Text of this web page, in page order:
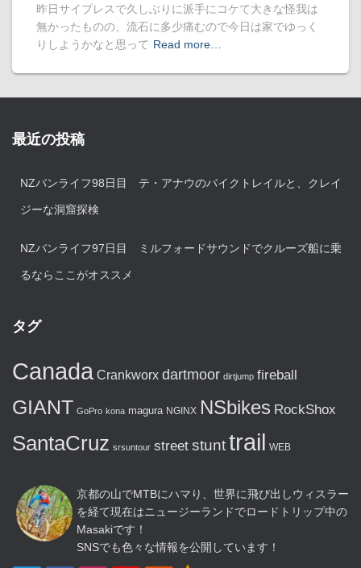
昨日サイプレスで久しぶりに派手にコケて大きな怪我は
無かったものの、流石に多少痛むので今日は家でゆっく
りしようかなと思って Read more…
最近の投稿
NZバンライフ98日目 テ・アナウのバイクトレイルと、クレイ
ジーな洞窟探検
NZバンライフ97日目 ミルフォードサウンドでクルーズ船に乗
るならここがオススメ
タグ
Canada Crankworx dartmoor dirtjump fireball
GIANT GoPro kona magura NGINX NSbikes RockShox
SantaCruz srsuntour street stunttrail WEB
京都の山でMTBにハマり、世界に飛び出しウィスラー
を経て現在はニュージーランドでロードトリップ中の
Masakiです！
SNSでも色々な情報を公開しています！